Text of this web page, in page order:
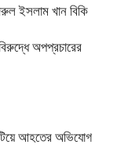
ইসলাম খান বিকি
অপপ্রচারের
আহতের অভিযোগ